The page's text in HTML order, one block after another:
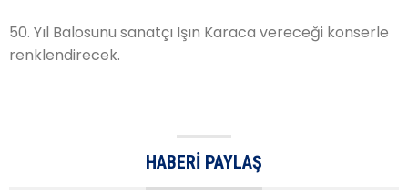
50. Yıl Balosunu sanatçı Işın Karaca vereceği konserle
renklendirecek.
HABERI PAYLAŞ